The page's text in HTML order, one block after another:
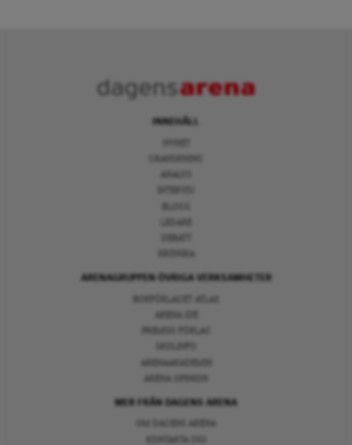
INNEHÅLL
ARENAGRUPPEN ÖVRIGA VERKSAMHETER